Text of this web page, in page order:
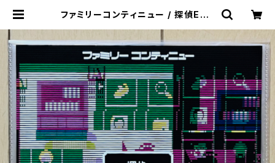
ファミリーコンティニュー / 探偵EP |